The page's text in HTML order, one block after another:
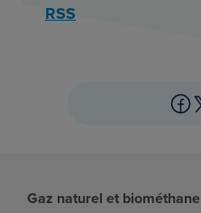
RSS
Gaz naturel et biométhane